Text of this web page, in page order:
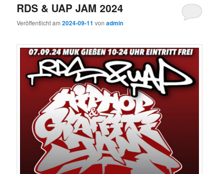
RDS & UAP JAM 2024
Veröffentlicht am2024-09-11 vonadmin